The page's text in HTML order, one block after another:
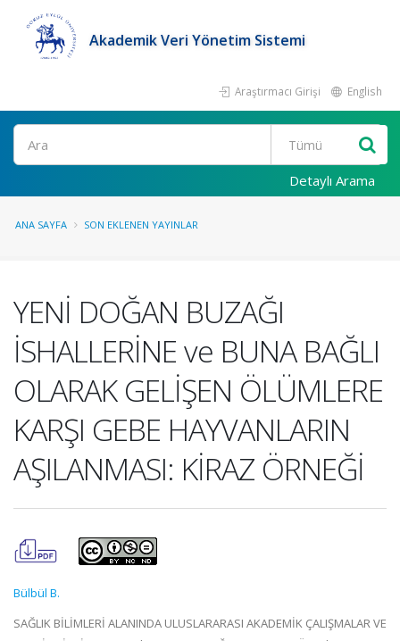
Akademik Veri Yönetim Sistemi
Araştırmacı Girişi English
Ara
Detaylı Arama
ANA SAYFA SON EKLENEN YAYINLAR
YENİ DOĞAN BUZAĞI
İSHALLERİNE ve BUNA BAĞLI
OLARAK GELİŞEN ÖLÜMLERE
KARŞI GEBE HAYVANLARIN
AŞILANMASI: KİRAZ ÖRNEĞİ
Bülbül B.
SAĞLIK BİLİMLERİ ALANINDA ULUSLARARASI AKADEMİK ÇALIŞMALAR VE